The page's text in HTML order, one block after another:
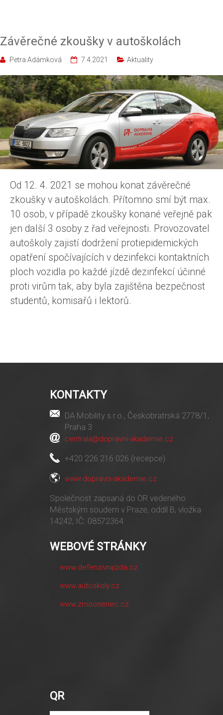
Závěrečné zkoušky v autoškolách
Petra Adámková 7.4.2021 Aktuality
Od 12. 4. 2021 se mohou konat závěrečné
zkoušky v autoškolách. Přítomno smí být max.
10 osob, v případě zkoušky konané veřejně pak
jen další 3 osoby z řad veřejnosti. Provozovatel
autoškoly zajistí dodržení protiepidemických
opatření spočívajících v dezinfekci kontaktních
ploch vozidla po každé jízdě dezinfekcí účinné
proti virům tak, aby byla zajištěna bezpečnost
studentů, komisařů i lektorů.
KONTAKTY
DA Mobility s.r.o., Českobratrská 2778/1,
Praha 3
centrala@dopravni-akademie.cz
+420 226 216 026 (recepce)
www.dopravni-akademie.cz
Společnost zapsaná do OR vedeného
Městským soudem v Praze, oddíl B, vložka
14242, IČ: 08572364
WEBOVÉ STRÁNKY
www.defenzivnijizda.cz
www.autoskoly.cz
www.zmocnenec.cz
QR